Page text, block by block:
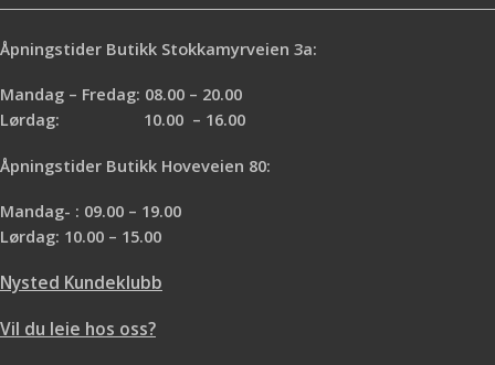
Åpningstider Butikk Stokkamyrveien 3a:
Mandag – Fredag: 08.00 – 20.00
Lørdag: 10.00 – 16.00
Åpningstider Butikk Hoveveien 80:
Mandag- : 09.00 – 19.00
Lørdag: 10.00 – 15.00
Nysted Kundeklubb
Vil du leie hos oss?